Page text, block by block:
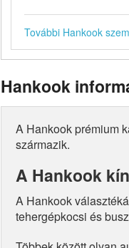
További Hankook
Hankook
A Hankook prémium
származik.
A Hankook
A Hankook
tehergépkocsi és